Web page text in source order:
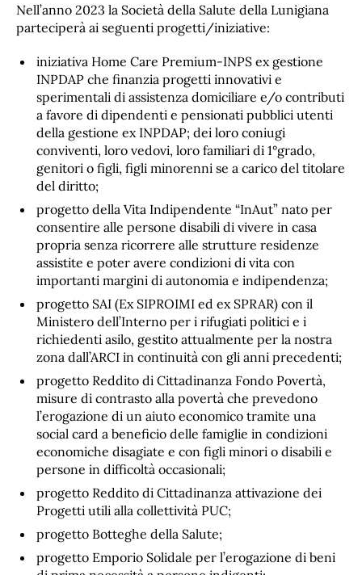
Nell’anno 2023 la Società della Salute della Lunigiana
parteciperà ai seguenti progetti/iniziative:
iniziativa Home Care Premium-INPS ex gestione
INPDAP che finanzia progetti innovativi e
sperimentali di assistenza domiciliare e/o contributi
a favore di dipendenti e pensionati pubblici utenti
della gestione ex INPDAP; dei loro coniugi
conviventi, loro vedovi, loro familiari di 1°grado,
genitori o figli, figli minorenni se a carico del titolare
del diritto;
progetto della Vita Indipendente “InAut” nato per
consentire alle persone disabili di vivere in casa
propria senza ricorrere alle strutture residenze
assistite e poter avere condizioni di vita con
importanti margini di autonomia e indipendenza;
progetto SAI (Ex SIPROIMI ed ex SPRAR) con il
Ministero dell’Interno per i rifugiati politici e i
richiedenti asilo, gestito attualmente per la nostra
zona dall’ARCI in continuità con gli anni precedenti;
progetto Reddito di Cittadinanza Fondo Povertà,
misure di contrasto alla povertà che prevedono
l’erogazione di un aiuto economico tramite una
social card a beneficio delle famiglie in condizioni
economiche disagiate e con figli minori o disabili e
persone in difficoltà occasionali;
progetto Reddito di Cittadinanza attivazione dei
Progetti utili alla collettività PUC;
progetto Botteghe della Salute;
progetto Emporio Solidale per l’erogazione di beni